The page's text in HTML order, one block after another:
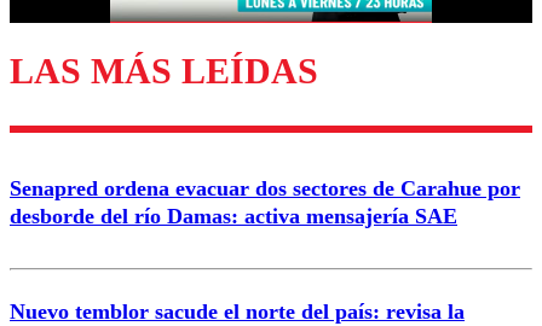
Enviar comentario
LAS MÁS LEÍDAS
Senapred ordena evacuar dos sectores de Carahue por
desborde del río Damas: activa mensajería SAE
Nuevo temblor sacude el norte del país: revisa la